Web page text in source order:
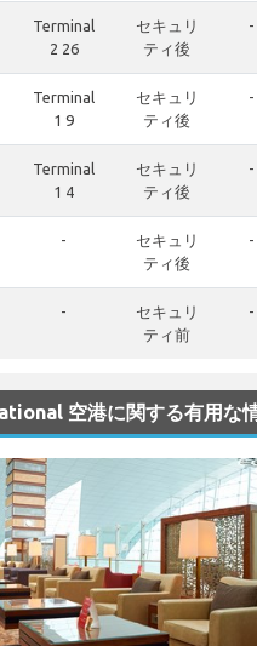
Terminal
2 26
セキュリ
ティ後
-
Terminal
1 9
セキュリ
ティ後
-
Terminal
1 4
セキュリ
ティ後
-
-
セキュリ
ティ後
-
-
セキュリ
ティ前
-
空港に関する有用な